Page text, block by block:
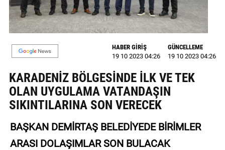
BİZE
ULAŞIN
Künye
Gizlilik
Sözleşmesi
Kullanıcı
Sözleşmesi
HABER GİRİŞ
19 10 2023 04:26
GÜNCELLEME
19 10 2023 04:26
KARADENİZ BÖLGESİNDE İLK VE TEK
OLAN UYGULAMA VATANDAŞIN
SIKINTILARINA SON VERECEK
BAŞKAN DEMİRTAŞ BELEDİYEDE BİRİMLER
ARASI DOLAŞIMLAR SON BULACAK